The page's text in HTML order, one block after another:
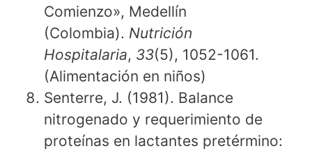
Comienzo», Medellín
(Colombia). Nutrición
Hospitalaria, 33(5), 1052-1061.
(Alimentación en niños)
Senterre, J. (1981). Balance
nitrogenado y requerimiento de
proteínas en lactantes pretérmino: